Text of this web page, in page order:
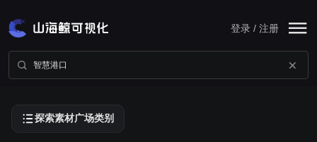
登录 / 注册
探索素材广场类别